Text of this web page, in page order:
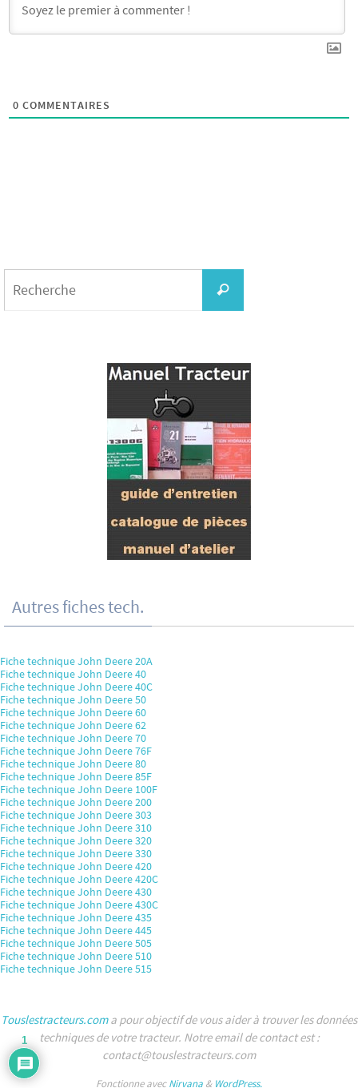
0 COMMENTAIRES
Recherche
Autres fiches tech.
Fiche technique John Deere 20A
Fiche technique John Deere 40
Fiche technique John Deere 40C
Fiche technique John Deere 50
Fiche technique John Deere 60
Fiche technique John Deere 62
Fiche technique John Deere 70
Fiche technique John Deere 76F
Fiche technique John Deere 80
Fiche technique John Deere 85F
Fiche technique John Deere 100F
Fiche technique John Deere 200
Fiche technique John Deere 303
Fiche technique John Deere 310
Fiche technique John Deere 320
Fiche technique John Deere 330
Fiche technique John Deere 420
Fiche technique John Deere 420C
Fiche technique John Deere 430
Fiche technique John Deere 430C
Fiche technique John Deere 435
Fiche technique John Deere 445
Fiche technique John Deere 505
Fiche technique John Deere 510
Fiche technique John Deere 515
Touslestracteurs.coma pour objectif de vous aider à trouver les données
techniques de votre tracteur. Notre email de contact est :
contact@touslestracteurs.com
Fonctionne avecNirvana & WordPress.
1